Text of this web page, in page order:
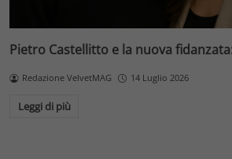
Pietro Castellitto e la nuova
Redazione VelvetMAG 14 Luglio 2026
Leggi di più